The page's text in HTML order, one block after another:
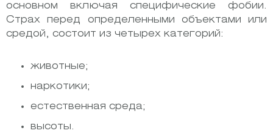
основном включая специфические фобии.
Страх перед определенными объектами или
средой, состоит из четырех категорий:
животные;
наркотики;
естественная среда;
высоты.